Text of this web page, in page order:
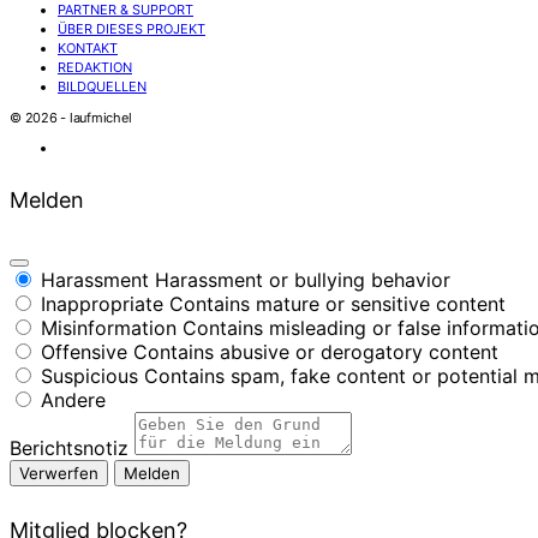
PARTNER & SUPPORT
ÜBER DIESES PROJEKT
KONTAKT
REDAKTION
BILDQUELLEN
© 2026 - laufmichel
Melden
Harassment Harassment or bullying behavior
Inappropriate Contains mature or sensitive content
Misinformation Contains misleading or false
Offensive Contains abusive or derogatory content
Suspicious Contains spam, fake content or potential
Andere
Berichtsnotiz
Melden
Mitglied blocken?